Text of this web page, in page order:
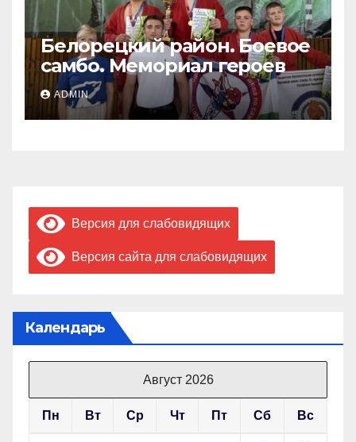
Белорецкий район. Боевое
самбо. Мемориал героев
ADMIN
Версия для слабовидящих
Версия сайта для слабовидящих
Календарь
Август 2026
Пн Вт Ср Чт Пт Сб Вс